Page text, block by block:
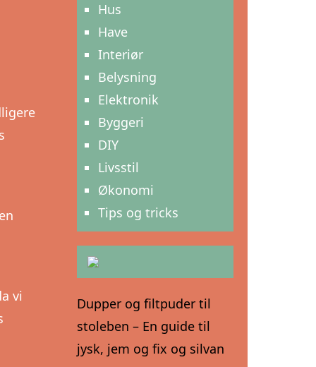
vi
Hus
Have
Interiør
Belysning
Elektronik
Byggeri
DIY
Livsstil
Økonomi
Tips og tricks
Dupper og filtpuder til
stoleben – En guide til
jysk, jem og fix og silvan